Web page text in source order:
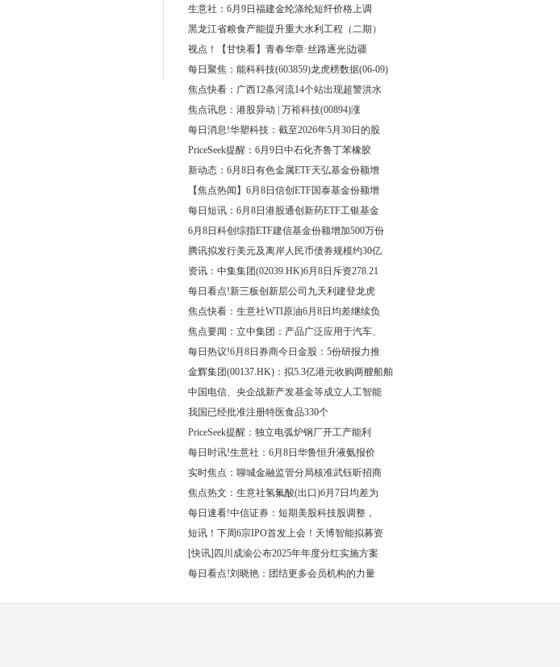
生意社：6月9日福建金纶涤纶短纤价格上调
黑龙江省粮食产能提升重大水利工程（二期）
视点！【甘快看】青春华章·丝路逐光|边疆
每日聚焦：能科科技(603859)龙虎榜数据(06-09)
焦点快看：广西12条河流14个站出现超警洪水
焦点讯息：港股异动 | 万裕科技(00894)涨
每日消息!华塑科技：截至2026年5月30日的股
PriceSeek提醒：6月9日中石化齐鲁丁苯橡胶
新动态：6月8日有色金属ETF天弘基金份额增
【焦点热闻】6月8日信创ETF国泰基金份额增
每日短讯：6月8日港股通创新药ETF工银基金
6月8日科创综指ETF建信基金份额增加500万份
腾讯拟发行美元及离岸人民币债券规模约30亿
资讯：中集集团(02039.HK)6月8日斥资278.21
每日看点!新三板创新层公司九天利建登龙虎
焦点快看：生意社WTI原油6月8日均差继续负
焦点要闻：立中集团：产品广泛应用于汽车、
每日热议!6月8日券商今日金股：5份研报力推
金辉集团(00137.HK)：拟5.3亿港元收购两艘船舶
中国电信、央企战新产发基金等成立人工智能
我国已经批准注册特医食品330个
PriceSeek提醒：独立电弧炉钢厂开工产能利
每日时讯!生意社：6月8日华鲁恒升液氨报价
实时焦点：聊城金融监管分局核准武钰昕招商
焦点热文：生意社氢氟酸(出口)6月7日均差为
每日速看!中信证券：短期美股科技股调整，
短讯！下周6宗IPO首发上会！天博智能拟募资
[快讯]四川成渝公布2025年年度分红实施方案
每日看点!刘晓艳：团结更多会员机构的力量